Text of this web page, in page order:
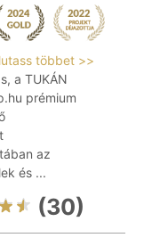
többet >>
a TUKÁN
prémium
az
és ...
(30)